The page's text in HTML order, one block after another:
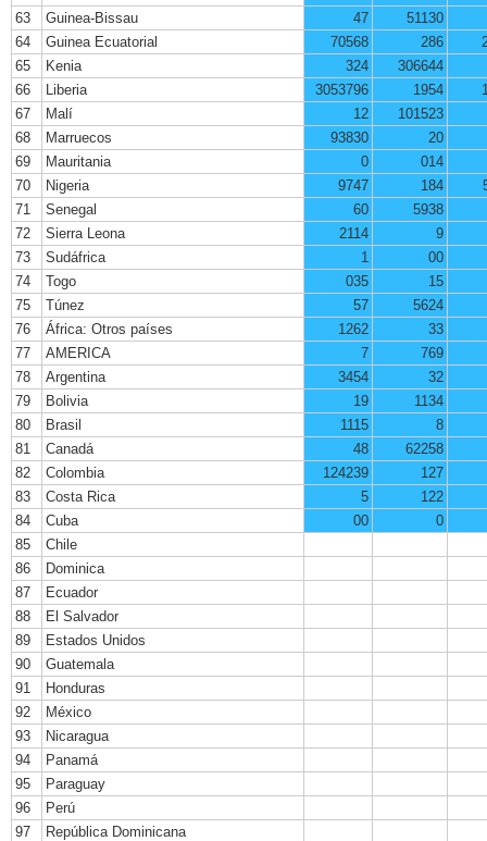
63
Guinea-Bissau 47
51130
64
Guinea Ecuatorial 70568 286
65
Kenia 324
306644
66
Liberia 3053796 1954
67
Malí 12
101523
68
Marruecos 93830
20
69
Mauritania 0
014
70
Nigeria 9747 184
71
Senegal 60
5938
72
Sierra Leona 2114
9
73
Sudáfrica 1
00
74
Togo 035
15
75
Túnez 57
5624
76
África: Otros países 1262
33
77
AMERICA 7
769
78
Argentina 3454
32
79
Bolivia 19
1134
80
Brasil 1115
8
81
Canadá 48
62258
82
Colombia 124239
127
83
Costa Rica 5
122
84
Cuba 00
0
85
Chile
86
Dominica
87
Ecuador
88
El Salvador
89
Estados Unidos
90
Guatemala
91
Honduras
92
México
93
Nicaragua
94
Panamá
95
Paraguay
96
Perú
97
República Dominicana